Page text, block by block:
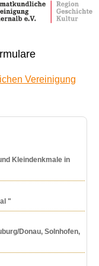
Vereinigung
Kleindenkmale in
"
Donau, Solnhofen,